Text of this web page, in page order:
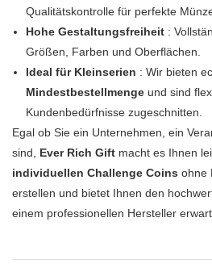
Qualitätskontrolle für perfekte
Hohe Gestaltungsfreiheit:
Größen, Farben und Oberflächen.
Ideal für Kleinserien : Wir bieten
Mindestbestellmengeund sind
Kundenbedürfnisse zugeschnitten.
Egal ob Sie ein Unternehmen, ein
sind, Ever Rich Gift macht es Ihnen
individuellen Challenge Coins ohne
erstellen und bietet Ihnen den
einem professionellen Hersteller